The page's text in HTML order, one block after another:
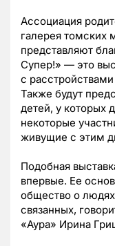
Ассоциация
галерея томских
представляют
Супер!» — это
с
Также будут
детей, у которых
некоторые
живущие с этим
Подобная
впервые. Ее
общество о
связанных,
«Аура» Ирина